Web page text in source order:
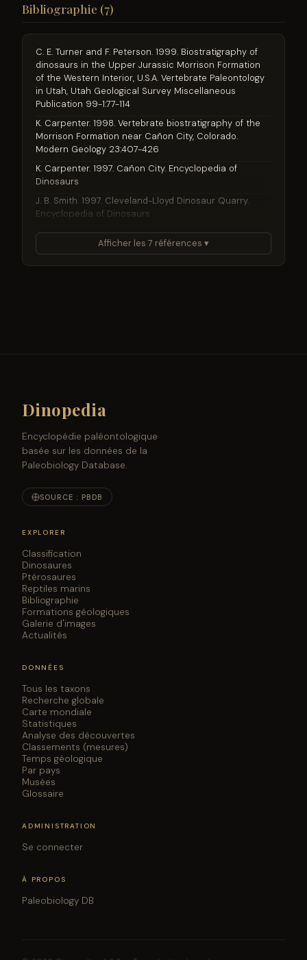
Bibliographie (7)
C. E. Turner and F. Peterson. 1999. Biostratigraphy of
dinosaurs in the Upper Jurassic Morrison Formation
of the Western Interior, U.S.A. Vertebrate Paleontology
in Utah, Utah Geological Survey Miscellaneous
Publication 99-1:77-114
K. Carpenter. 1998. Vertebrate biostratigraphy of the
Morrison Formation near Cañon City, Colorado.
Modern Geology 23:407-426
K. Carpenter. 1997. Cañon City. Encyclopedia of
Dinosaurs
J. B. Smith. 1997. Cleveland-Lloyd Dinosaur Quarry.
Encyclopedia of Dinosaurs
B. Brown. 1932. A spine-armored saurian of the past.
Natural History 32(6):493-496
C. W. Gilmore. 1914. Osteology of the armored
Afficher les 7 références ▾
Dinopedia
Encyclopédie paléontologique
basée sur les données de la
Paleobiology Database.
SOURCE : PBDB
EXPLORER
Classification
Dinosaures
Ptérosaures
Reptiles marins
Bibliographie
Formations géologiques
Galerie d'images
Actualités
DONNÉES
Tous les taxons
Recherche globale
Carte mondiale
Statistiques
Analyse des découvertes
Classements (mesures)
Temps géologique
Par pays
Musées
Glossaire
ADMINISTRATION
Se connecter
À PROPOS
Paleobiology DB